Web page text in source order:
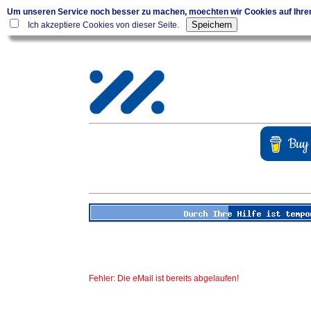
Um unseren Service noch besser zu machen, moechten wir Cookies auf
Ich akzeptiere Cookies von dieser Seite.
Fehler: Die eMail ist bereits abgelaufen!